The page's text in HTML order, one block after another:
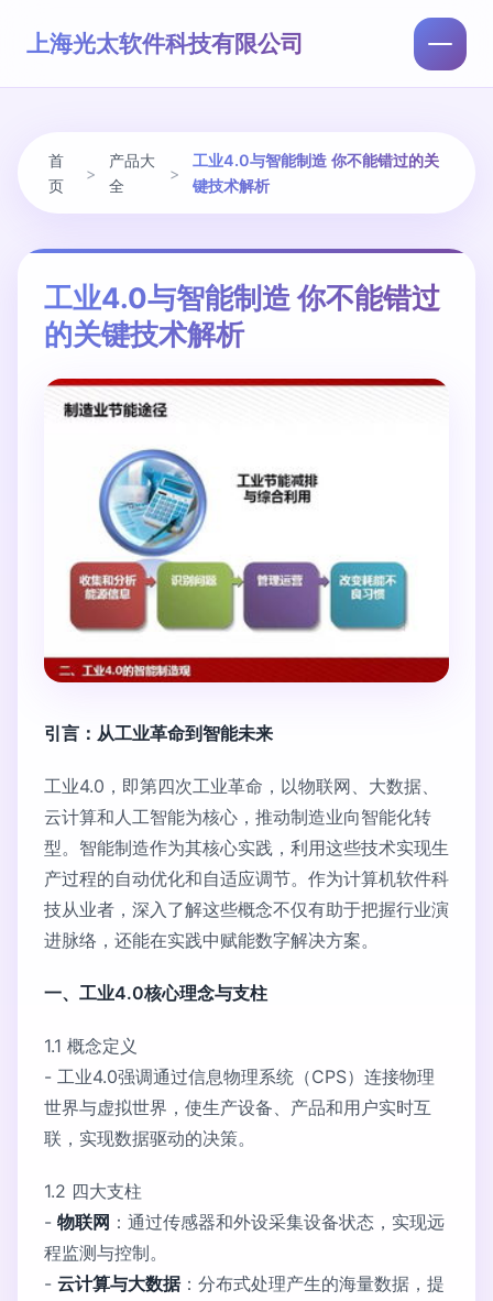
上海光太软件科技有限公司
首
页
>
产品大
全
>
工业4.0与智能制造 你不能错过的关
键技术解析
工业4.0与智能制造 你不能错过
的关键技术解析
引言：从工业革命到智能未来
工业4.0，即第四次工业革命，以物联网、大数据、
云计算和人工智能为核心，推动制造业向智能化转
型。智能制造作为其核心实践，利用这些技术实现生
产过程的自动优化和自适应调节。作为计算机软件科
技从业者，深入了解这些概念不仅有助于把握行业演
进脉络，还能在实践中赋能数字解决方案。
一、工业4.0核心理念与支柱
1.1 概念定义
- 工业4.0强调通过信息物理系统（CPS）连接物理
世界与虚拟世界，使生产设备、产品和用户实时互
联，实现数据驱动的决策。
1.2 四大支柱
- 物联网 ：通过传感器和外设采集设备状态，实现远
程监测与控制。
- 云计算与大数据：分布式处理产生的海量数据，提